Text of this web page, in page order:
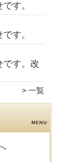
す。
す。
です。改
一覧